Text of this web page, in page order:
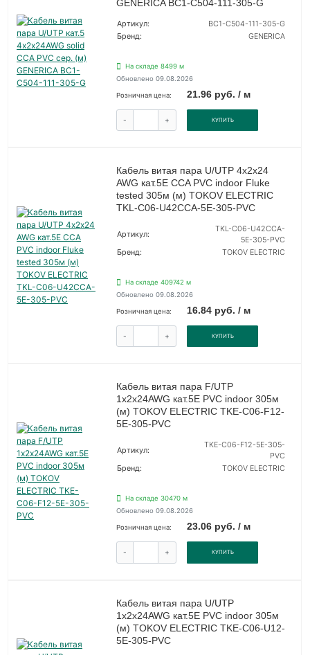
GENERICA BC1-C504-111-305-G
Артикул:
BC1-C504-111-305-G
Бренд:
GENERICA
На складе 8499 м
Обновлено 09.08.2026
Розничная цена: 21.96 руб. / м
- + КУПИТЬ
Кабель витая пара U/UTP 4х2х24
AWG кат.5E CCA PVC indoor Fluke
tested 305м (м) TOKOV ELECTRIC
TKL-C06-U42CCA-5E-305-PVC
Артикул:
TKL-C06-U42CCA-
5E-305-PVC
Бренд:
TOKOV ELECTRIC
На складе 409742 м
Обновлено 09.08.2026
Розничная цена: 16.84 руб. / м
- + КУПИТЬ
Кабель витая пара F/UTP
1х2х24AWG кат.5E PVC indoor 305м
(м) TOKOV ELECTRIC TKE-C06-F12-
5E-305-PVC
Артикул:
TKE-C06-F12-5E-305-
PVC
Бренд:
TOKOV ELECTRIC
На складе 30470 м
Обновлено 09.08.2026
Розничная цена: 23.06 руб. / м
- + КУПИТЬ
Кабель витая пара U/UTP
1х2х24AWG кат.5E PVC indoor 305м
(м) TOKOV ELECTRIC TKE-C06-U12-
5E-305-PVC